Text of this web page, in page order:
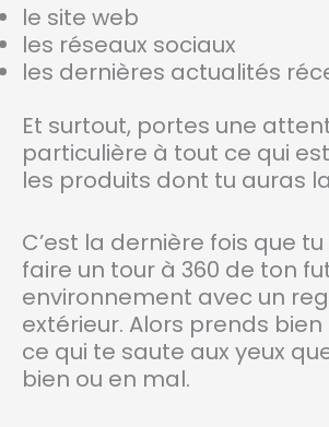
le site web
les réseaux sociaux
les dernières actualités
Et surtout, portes une
particulière à tout ce qui
les produits dont tu auras
C’est la dernière fois que
faire un tour à 360 de ton
environnement avec un
extérieur. Alors prends
ce qui te saute aux yeux
bien ou en mal.